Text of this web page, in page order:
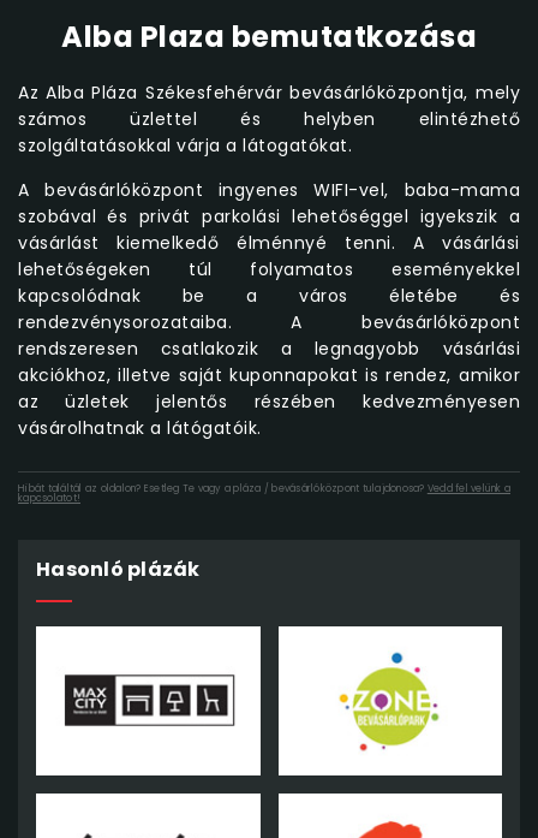
Alba Plaza bemutatkozása
Az Alba Pláza Székesfehérvár bevásárlóközpontja, mely
számos üzlettel és helyben elintézhető
szolgáltatásokkal várja a látogatókat.
A bevásárlóközpont ingyenes WIFI-vel, baba-mama
szobával és privát parkolási lehetőséggel igyekszik a
vásárlást kiemelkedő élménnyé tenni. A vásárlási
lehetőségeken túl folyamatos eseményekkel
kapcsolódnak be a város életébe és
rendezvénysorozataiba. A bevásárlóközpont
rendszeresen csatlakozik a legnagyobb vásárlási
akciókhoz, illetve saját kuponnapokat is rendez, amikor
az üzletek jelentős részében kedvezményesen
vásárolhatnak a látógatóik.
Hibát találtál az oldalon? Esetleg Te vagy a pláza / bevásárlóközpont tulajdonosa? Vedd fel velünk a
kapcsolatot!
Hasonló plázák